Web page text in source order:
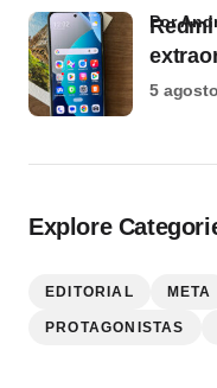
por
5
Explore
EDITORIAL META
PROTAGONISTAS